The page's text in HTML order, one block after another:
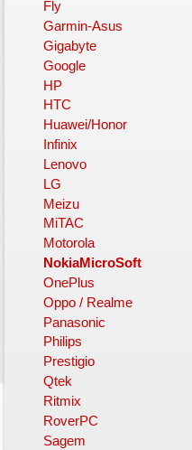
Fly
Garmin-Asus
Gigabyte
Google
HP
HTC
Huawei/Honor
Infinix
Lenovo
LG
Meizu
MiTAC
Motorola
NokiaMicroSoft
OnePlus
Oppo / Realme
Panasonic
Philips
Prestigio
Qtek
Ritmix
RoverPC
Sagem